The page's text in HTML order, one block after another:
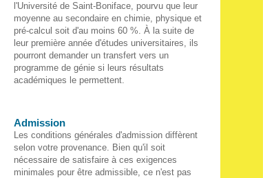
l'Université de Saint‑Boniface, pourvu que leur
moyenne au secondaire en chimie, physique et
pré-calcul soit d'au moins 60 %. À la suite de
leur première année d'études universitaires, ils
pourront demander un transfert vers un
programme de génie si leurs résultats
académiques le permettent.
Admission
Les conditions générales d'admission diffèrent
selon votre provenance. Bien qu'il soit
nécessaire de satisfaire à ces exigences
minimales pour être admissible, ce n'est pas